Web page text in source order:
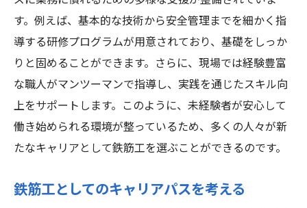
三郷市の鉄筋工求人で手に職をつける方法
未経験者が心配なくキャリアをスタートす
るために
鉄筋工を目指す未経験者へのメッセージ
埼玉県三郷市で鉄筋工未経験から新しいスキル
を身につけよう
鉄筋工として必要なスキルセット
ップ
す。例えば、基本的な技術から安全管理までを細かく指
導する研修プログラムが用意されており、基礎をしっか
りと固めることができます。さらに、現場では経験豊富
な職人がマンツーマンで指導し、実践を通じたスキル向
上をサポートします。このように、未経験者が安心して
働き始められる環境が整っているため、多くの人々が新
たなキャリアとして鉄筋工を選ぶことができるのです。
鉄筋工としてのキャリアパスを考える